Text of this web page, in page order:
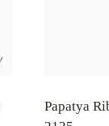
Papatya